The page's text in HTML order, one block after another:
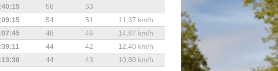
56
53
54 51
11,37 km/h
48 46
14,87 km/h
44 42
12,40 km/h
44 43 10,80 km/h